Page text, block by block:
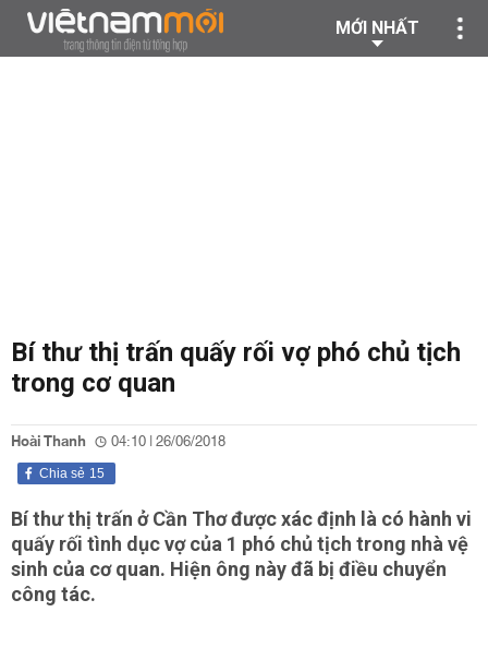
MỚI NHẤT
Bí thư thị trấn quấy rối vợ phó chủ tịch
trong cơ quan
Hoài Thanh 04:10 | 26/06/2018
15
Chia sẻ
Bí thư thị trấn ở Cần Thơ được xác định là có hành vi
quấy rối tình dục vợ của 1 phó chủ tịch trong nhà vệ
sinh của cơ quan. Hiện ông này đã bị điều chuyển
công tác.